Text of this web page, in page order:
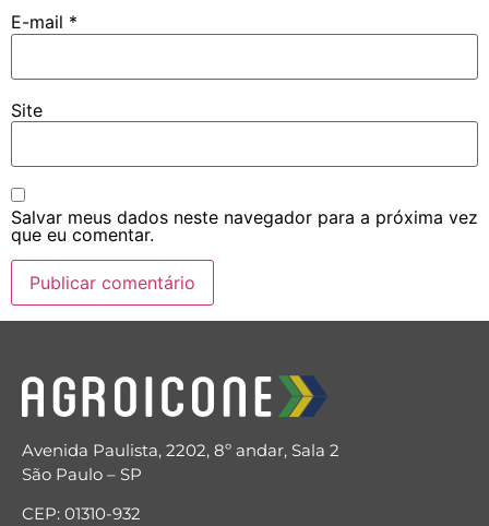
E-mail *
Site
Salvar meus dados neste navegador para a próxima vez
que eu comentar.
Avenida Paulista, 2202, 8º andar, Sala 2
São Paulo – SP
CEP: 01310-932